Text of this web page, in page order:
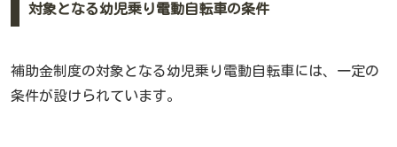
対象となる幼児乗り電動自転車の条件
補助金制度の対象となる幼児乗り電動自転車には、一定の
条件が設けられています。